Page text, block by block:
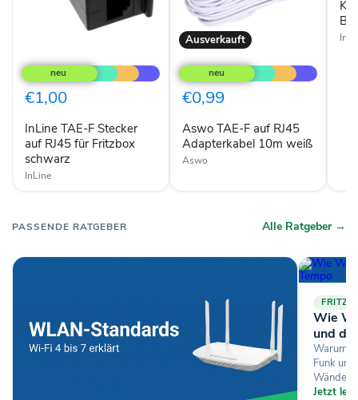
TAE-
F
Stecker
auf
für
Fritzbox
schwarz
€1,00
InLine TAE-F Stecker
auf RJ45 für Fritzbox
schwarz
InLine
Ausverkauft
Aswo
TAE-
F
auf
RJ45
10m
weiß
€0,99
Aswo TAE-F auf RJ45
Adapterkabel 10m weiß
Aswo
PASSENDE RATGEBER Alle Ratgeber →
Wie
und
Warum
Funk
Wände
Jetzt